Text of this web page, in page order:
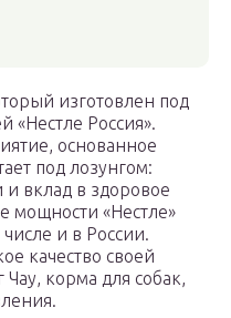
изготовлен под
«Нестле Россия».
основанное
под лозунгом:
вклад в здоровое
мощности «Нестле»
числе и в России.
качество своей
корма для собак,